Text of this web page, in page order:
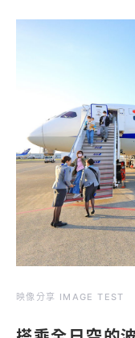
映像分享 IMAGE TEST